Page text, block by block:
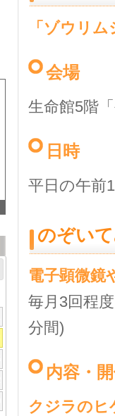
「ゾウリム
会場
生命館5階
日時
平日の午前
のぞい
電子顕微鏡
毎月3回程
分間)
内容・
クジラのヒ